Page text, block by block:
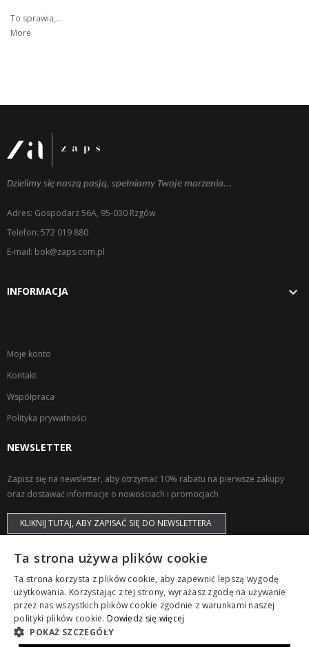
To sprawia,...
More
Dzielimy się naszą pasją, spełniamy Twoje marzenia...
Adres: Gospodarz 56A, 95-030 Rzgów
Telefon: 572 019 880
E-mail: bok@zaps.com.pl
INFORMACJA 
Moje konto
Kontakt
Współpraca
Polityka prywatności
NEWSLETTER
Zapisz się na newsletter, aby otrzymać 10% rabatu na pierwsze zakupy
oraz dostawać informacje o nowościach i promocjach
KLIKNIJ TUTAJ, ABY ZAPISAĆ SIĘ DO NEWSLETTERA
Copyright © ZAPS. All Rights Reserved.
Ta strona używa plików cookie
Ta strona korzysta z plików cookie, aby zapewnić lepszą wygodę
użytkowania. Korzystając z tej strony, wyrażasz zgodę na używanie
przez nas wszystkich plików cookie zgodnie z warunkami naszej
polityki plików cookie.Dowiedz się więcej
POKAŻ SZCZEGÓŁY